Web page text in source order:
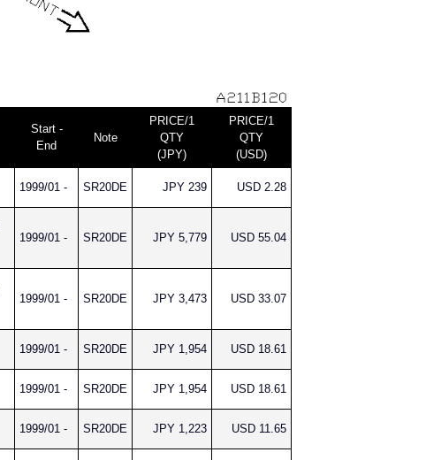
Start -
End
Note
PRICE/1
QTY
(JPY)
PRICE/1
QTY
(USD)
1999/01 - SR20DE JPY 239 USD 2.28
1999/01 - SR20DE JPY 5,779 USD 55.04
1999/01 - SR20DE JPY 3,473 USD 33.07
1999/01 - SR20DE JPY 1,954 USD 18.61
1999/01 - SR20DE JPY 1,954 USD 18.61
1999/01 - SR20DE JPY 1,223 USD 11.65